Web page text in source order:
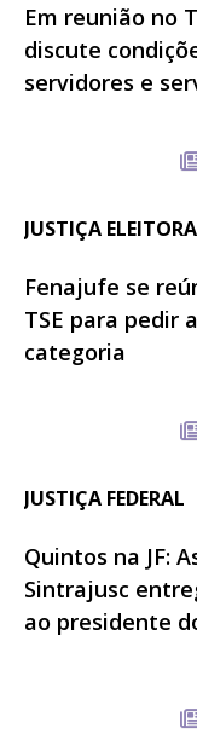
Em reunião no
discute
servidores e
JUSTIÇA
Fenajufe se
TSE para pedir
categoria
JUSTIÇA FEDERAL
Quintos na JF:
Sintrajusc
ao presidente